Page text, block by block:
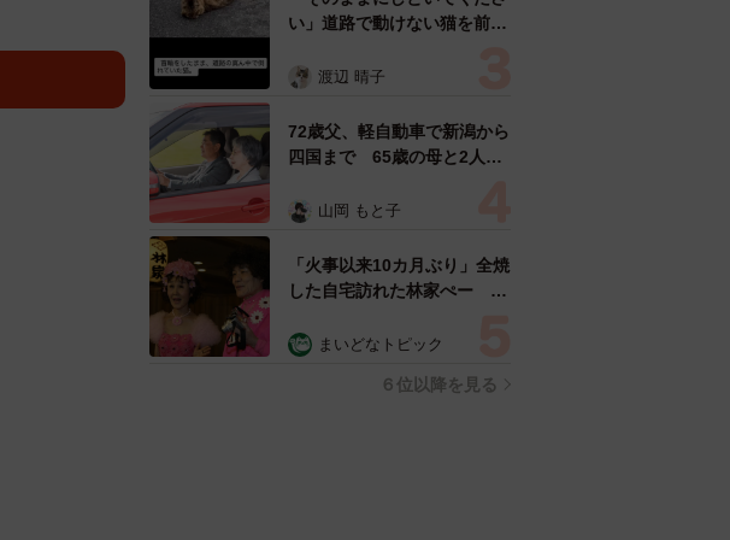
い」道路で動けない猫を前に
ようとした4日間 「命の重
表の訴え
渡辺 晴子
72歳父、軽自動車で新潟から
四国まで 65歳の母と2人で
憩まで分刻み… 「大学生で
山岡 もと子
「火事以来10カ月ぶり」全焼
した自宅訪れた林家ぺー 内
ン状態の部屋に呆然
まいどなトピック
６位以降を見る